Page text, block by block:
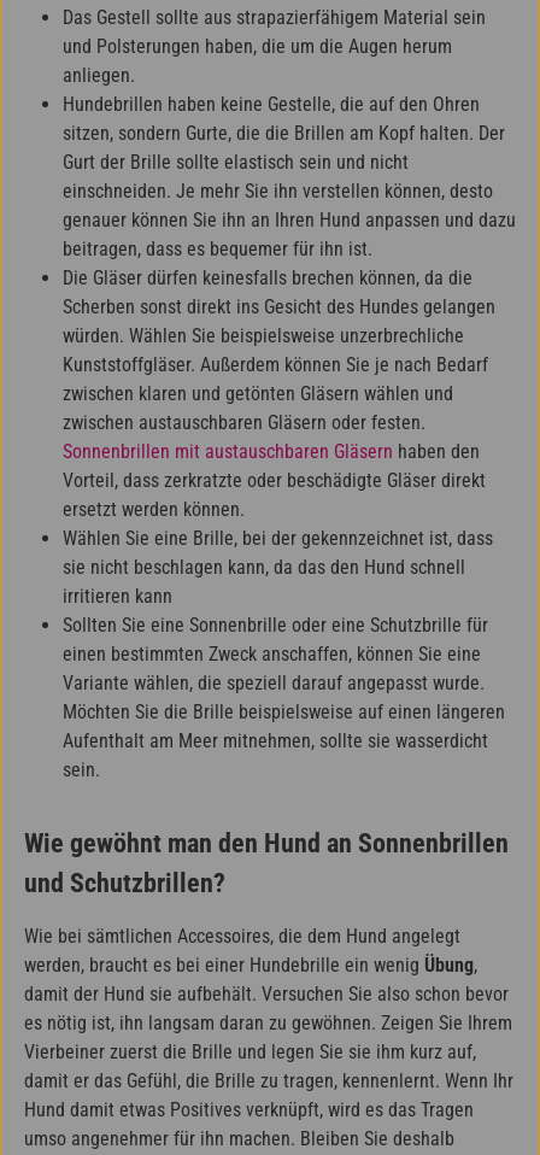
Das Gestell sollte aus strapazierfähigem Material sein
und Polsterungen haben, die um die Augen herum
anliegen.
Hundebrillen haben keine Gestelle, die auf den Ohren
sitzen, sondern Gurte, die die Brillen am Kopf halten. Der
Gurt der Brille sollte elastisch sein und nicht
einschneiden. Je mehr Sie ihn verstellen können, desto
genauer können Sie ihn an Ihren Hund anpassen und dazu
beitragen, dass es bequemer für ihn ist.
Die Gläser dürfen keinesfalls brechen können, da die
Scherben sonst direkt ins Gesicht des Hundes gelangen
würden. Wählen Sie beispielsweise unzerbrechliche
Kunststoffgläser. Außerdem können Sie je nach Bedarf
zwischen klaren und getönten Gläsern wählen und
zwischen austauschbaren Gläsern oder festen.
Sonnenbrillen mit austauschbaren Gläsern haben den
Vorteil, dass zerkratzte oder beschädigte Gläser direkt
ersetzt werden können.
Wählen Sie eine Brille, bei der gekennzeichnet ist, dass
sie nicht beschlagen kann, da das den Hund schnell
irritieren kann
Sollten Sie eine Sonnenbrille oder eine Schutzbrille für
einen bestimmten Zweck anschaffen, können Sie eine
Variante wählen, die speziell darauf angepasst wurde.
Möchten Sie die Brille beispielsweise auf einen längeren
Aufenthalt am Meer mitnehmen, sollte sie wasserdicht
sein.
Wie gewöhnt man den Hund an Sonnenbrillen
und Schutzbrillen?
Wie bei sämtlichen Accessoires, die dem Hund angelegt
werden, braucht es bei einer Hundebrille ein wenig Übung,
damit der Hund sie aufbehält. Versuchen Sie also schon bevor
es nötig ist, ihn langsam daran zu gewöhnen. Zeigen Sie Ihrem
Vierbeiner zuerst die Brille und legen Sie sie ihm kurz auf,
damit er das Gefühl, die Brille zu tragen, kennenlernt. Wenn Ihr
Hund damit etwas Positives verknüpft, wird es das Tragen
umso angenehmer für ihn machen. Bleiben Sie deshalb